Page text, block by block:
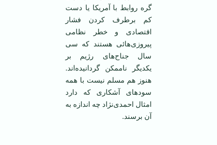
گره روابط با آمریکا یا دست
کم برطرف کردن فشار
اقتصادی و خطر نظامی‌
پیروزی‌هائی هستند که سی
سال جناح‌های رژیم بر
یکدیگر ناممکن گردانیده‌اند.
هنوز هم مسلم نیست با همه
سودهای آشکاری که دارد
امثال احمدی‌نژاد چه ‌اندازه به
آن برسند.